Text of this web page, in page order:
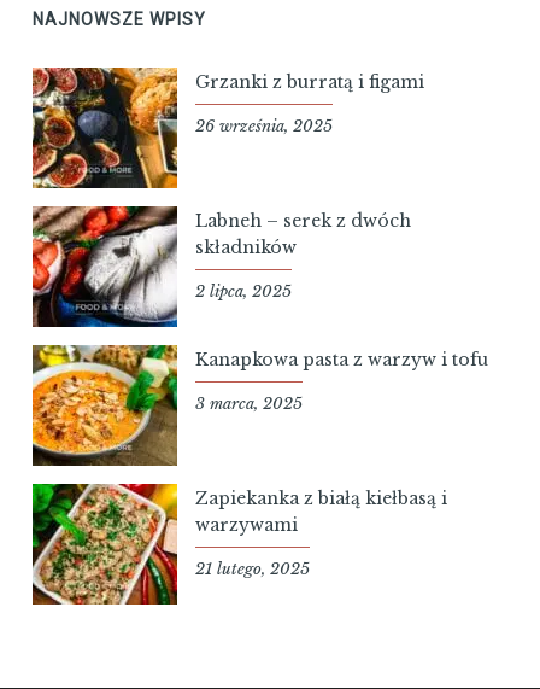
NAJNOWSZE WPISY
Grzanki z burratą i figami
26 września, 2025
Labneh – serek z dwóch
składników
2 lipca, 2025
Kanapkowa pasta z warzyw i tofu
3 marca, 2025
Zapiekanka z białą kiełbasą i
warzywami
21 lutego, 2025